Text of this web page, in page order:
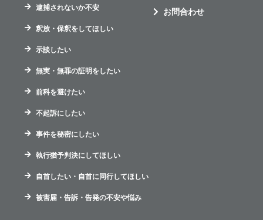
逮捕されないか不安
釈放・保釈をしてほしい
示談したい
無実・無罪の証明をしたい
前科を避けたい
不起訴にしたい
事件を秘密にしたい
執行猶予判決にしてほしい
自首したい・自首に同行してほしい
被害届・告訴・告発の不安や悩み
お問合わせ